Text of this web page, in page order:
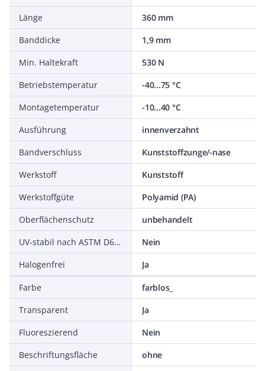
Länge
360 mm
Banddicke
1,9 mm
Min. Haltekraft
530 N
Betriebstemperatur
-40...75 °C
Montagetemperatur
-10...40 °C
Ausführung
innenverzahnt
Bandverschluss
Kunststoffzunge/-nase
Werkstoff
Kunststoff
Werkstoffgüte
Polyamid (PA)
Oberflächenschutz
unbehandelt
UV-stabil nach ASTM D6779
Nein
Halogenfrei
Ja
Farbe
farblos_
Transparent
Ja
Fluoreszierend
Nein
Beschriftungsfläche
ohne